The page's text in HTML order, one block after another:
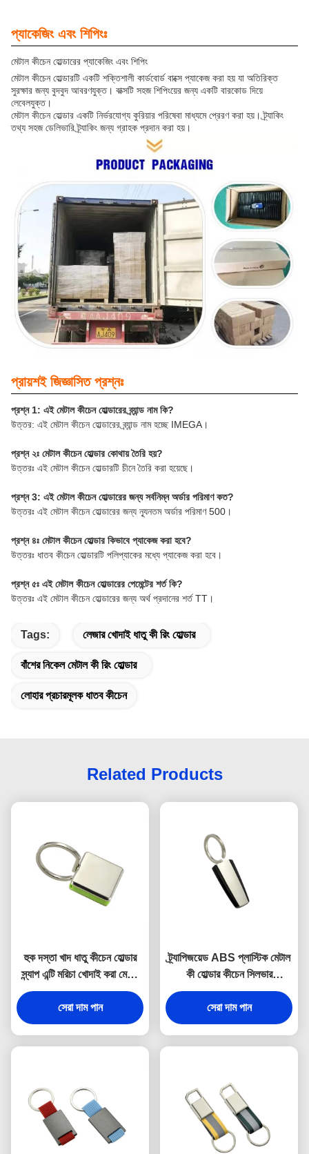
প্যাকেজিং এবং শিপিংঃ
মেটাল কীচেন হোল্ডারের প্যাকেজিং এবং শিপিং
মেটাল কীচেন হোল্ডারটি একটি শক্তিশালী কার্ডবোর্ড বাক্সে প্যাকেজ করা হয় যা অতিরিক্ত
সুরক্ষার জন্য বুদবুদ আবরণযুক্ত। বাক্সটি সহজ শিপিংয়ের জন্য একটি বারকোড দিয়ে
লেবেলযুক্ত।
মেটাল কীচেন হোল্ডার একটি নির্ভরযোগ্য কুরিয়ার পরিষেবা মাধ্যমে প্রেরণ করা হয়। ট্র্যাকিং
তথ্য সহজ ডেলিভারি ট্র্যাকিং জন্য গ্রাহক প্রদান করা হয়।
প্রায়শই জিজ্ঞাসিত প্রশ্নঃ
প্রশ্ন 1: এই মেটাল কীচেন হোল্ডারের ব্র্যান্ড নাম কি?
উত্তর: এই মেটাল কীচেন হোল্ডারের ব্র্যান্ড নাম হচ্ছে IMEGA।
প্রশ্ন ২ঃ মেটাল কীচেন হোল্ডার কোথায় তৈরি হয়?
উত্তরঃ এই মেটাল কীচেন হোল্ডারটি চীনে তৈরি করা হয়েছে।
প্রশ্ন 3: এই মেটাল কীচেন হোল্ডারের জন্য সর্বনিম্ন অর্ডার পরিমাণ কত?
উত্তরঃ এই মেটাল কীচেন হোল্ডারের জন্য ন্যূনতম অর্ডার পরিমাণ 500।
প্রশ্ন ৪ঃ মেটাল কীচেন হোল্ডার কিভাবে প্যাকেজ করা হবে?
উত্তরঃ ধাতব কীচেন হোল্ডারটি পলিপ্যাকের মধ্যে প্যাকেজ করা হবে।
প্রশ্ন ৫ঃ এই মেটাল কীচেন হোল্ডারের পেমেন্টের শর্ত কি?
উত্তরঃ এই মেটাল কীচেন হোল্ডারের জন্য অর্থ প্রদানের শর্ত TT।
Tags: লেজার খোদাই ধাতু কী রিং হোল্ডার
বাঁশের নিকেল মেটাল কী রিং হোল্ডার
লোহার প্রচারমূলক ধাতব কীচেন
Related Products
হুক দস্তা খাদ ধাতু কীচেন হোল্ডার
স্ন্যাপ এন্টি মরিচা খোদাই করা মেটাল
কীরিং
সেরা দাম পান
ট্র্যাপিজয়েড ABS প্লাস্টিক মেটাল
কী হোল্ডার কীচেন সিলভার
ইলেক্ট্রোপ্লেটিং
সেরা দাম পান